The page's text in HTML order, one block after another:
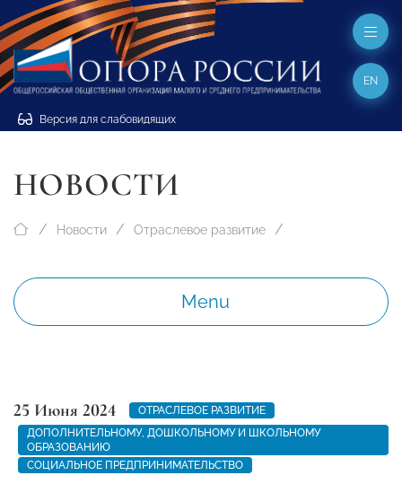
Версия для слабовидящих
EN
НОВОСТИ
Новости Отраслевое развитие
Menu
25 Июня 2024
ОТРАСЛЕВОЕ РАЗВИТИЕ
ДОПОЛНИТЕЛЬНОМУ, ДОШКОЛЬНОМУ И ШКОЛЬНОМУ
ОБРАЗОВАНИЮ
СОЦИАЛЬНОЕ ПРЕДПРИНИМАТЕЛЬСТВО